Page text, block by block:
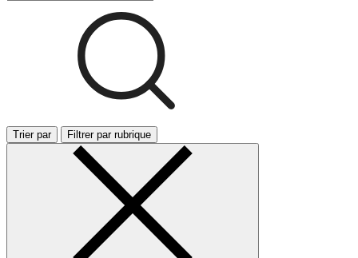
Trier par Filtrer par rubrique